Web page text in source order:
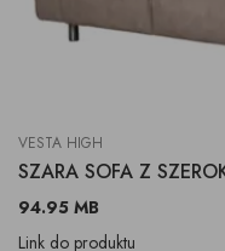
VESTA HIGH
SZARA SOFA Z
94.95 MB
Link do produktu